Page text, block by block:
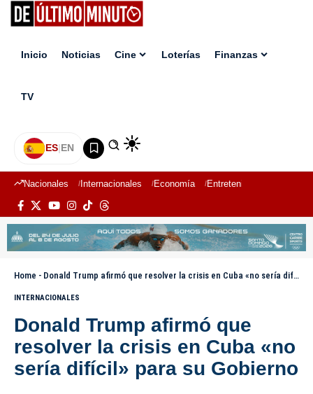
Inicio Noticias Cine Loterías Finanzas
TV
ES|EN
Nacionales Internacionales Economía Entretenimiento
Home - Donald Trump afirmó que resolver la crisis en Cuba «no sería difícil» para su Gobierno
INTERNACIONALES
Donald Trump afirmó que
resolver la crisis en Cuba «no
sería difícil» para su Gobierno